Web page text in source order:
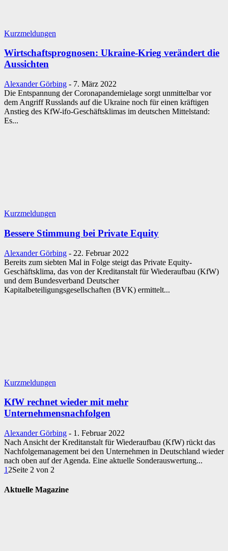
Kurzmeldungen
Wirtschaftsprognosen: Ukraine-Krieg verändert die
Aussichten
Alexander Görbing - 7. März 2022
Die Entspannung der Coronapandemielage sorgt unmittelbar vor
dem Angriff Russlands auf die Ukraine noch für einen kräftigen
Anstieg des KfW-ifo-Geschäftsklimas im deutschen Mittelstand:
Es...
Kurzmeldungen
Bessere Stimmung bei Private Equity
Alexander Görbing - 22. Februar 2022
Bereits zum siebten Mal in Folge steigt das Private Equity-
Geschäftsklima, das von der Kreditanstalt für Wiederaufbau (KfW)
und dem Bundesverband Deutscher
Kapitalbeteiligungsgesellschaften (BVK) ermittelt...
Kurzmeldungen
KfW rechnet wieder mit mehr
Unternehmensnachfolgen
Alexander Görbing - 1. Februar 2022
Nach Ansicht der Kreditanstalt für Wiederaufbau (KfW) rückt das
Nachfolgemanagement bei den Unternehmen in Deutschland wieder
nach oben auf der Agenda. Eine aktuelle Sonderauswertung...
1 2Seite 2 von 2
Aktuelle Magazine